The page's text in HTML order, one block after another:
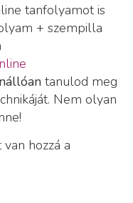
tanfolyamot is
+ szempilla
tanulod meg
Nem olyan
hozzá a